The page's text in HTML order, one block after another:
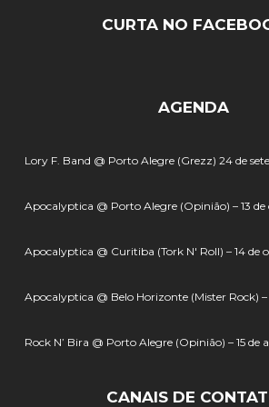
CURTA NO
AGENDA
Lory F. Band @ Porto Alegre (Grezz) 24 de
Apocalyptica @ Porto Alegre (Opinião) – 13
Apocalyptica @ Curitiba (Tork N' Roll) – 14 de
Apocalyptica @ Belo Horizonte (Mister Rock)
Rock N’ Bira @ Porto Alegre (Opinião) – 15 de
CANAIS DE